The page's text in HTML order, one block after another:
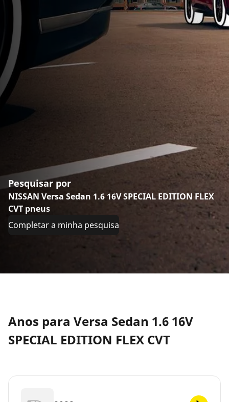
Pesquisar por
NISSAN Versa Sedan 1.6 16V SPECIAL EDITION FLEX
CVT pneus
Completar a minha pesquisa
Anos para Versa Sedan 1.6 16V
SPECIAL EDITION FLEX CVT